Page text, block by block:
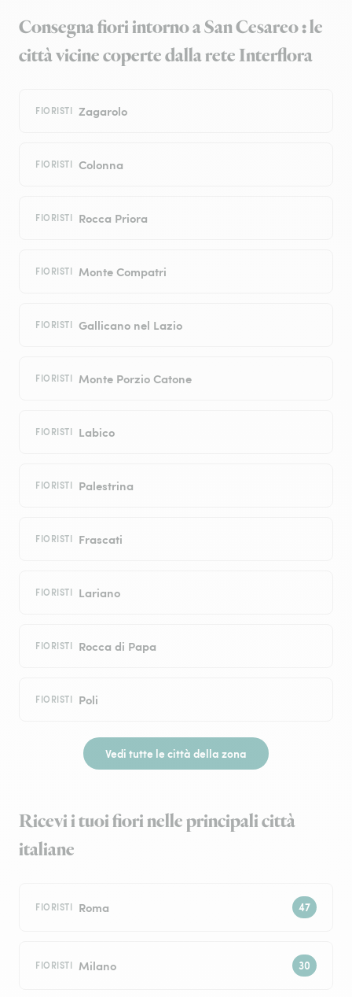
Consegna fiori intorno a San Cesareo : le
città vicine coperte dalla rete Interflora
FIORISTI Zagarolo
FIORISTI Colonna
FIORISTI Rocca Priora
FIORISTI Monte Compatri
FIORISTI Gallicano nel Lazio
FIORISTI Monte Porzio Catone
FIORISTI Labico
FIORISTI Palestrina
FIORISTI Frascati
FIORISTI Lariano
FIORISTI Rocca di Papa
FIORISTI Poli
Vedi tutte le città della zona
Ricevi i tuoi fiori nelle principali città
italiane
FIORISTI Roma
FIORISTI Milano